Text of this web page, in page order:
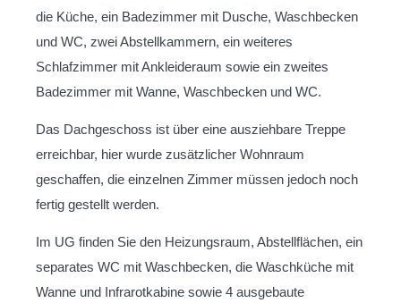
die Küche, ein Badezimmer mit Dusche, Waschbecken
und WC, zwei Abstellkammern, ein weiteres
Schlafzimmer mit Ankleideraum sowie ein zweites
Badezimmer mit Wanne, Waschbecken und WC.
Das Dachgeschoss ist über eine ausziehbare Treppe
erreichbar, hier wurde zusätzlicher Wohnraum
geschaffen, die einzelnen Zimmer müssen jedoch noch
fertig gestellt werden.
Im UG finden Sie den Heizungsraum, Abstellflächen, ein
separates WC mit Waschbecken, die Waschküche mit
Wanne und Infrarotkabine sowie 4 ausgebaute